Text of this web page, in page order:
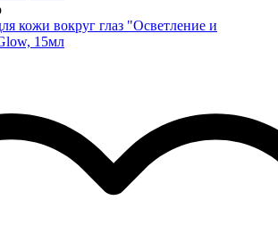
кожи вокруг глаз "Осветление и
15мл